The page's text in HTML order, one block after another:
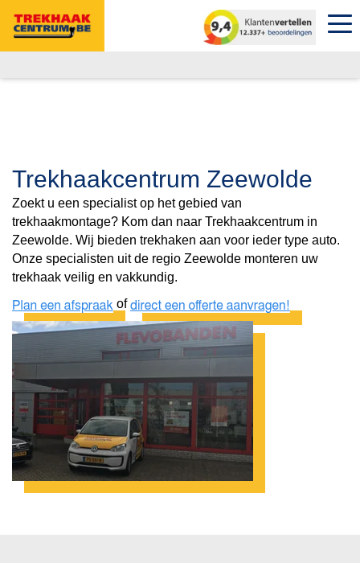
Trekhaakcentrum Zeewolde
Zoekt u een specialist op het gebied van
trekhaakmontage? Kom dan naar Trekhaakcentrum in
Zeewolde. Wij bieden trekhaken aan voor ieder type auto.
Onze specialisten uit de regio Zeewolde monteren uw
trekhaak veilig en vakkundig.
of